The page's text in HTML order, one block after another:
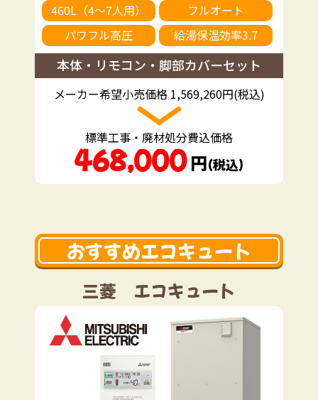
460L（4～7人用）
フルオート
パワフル高圧
給湯保温効率3.7
本体・リモコン・脚部カバーセット
メーカー希望小売価格 1,569,260円(税込)
標準工事・廃材処分費込価格
468,000 円（税込）
おすすめエコキュート
三菱 エコキュート